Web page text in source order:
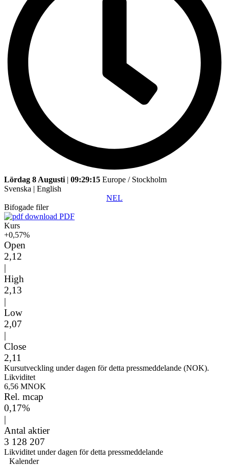
Lördag 8 Augusti | 09:29:15 Europe / Stockholm
Svenska | English
NEL
Bifogade filer
PDF
Kurs
+0,57%
Open
2,12
|
High
2,13
|
Low
2,07
|
Close
2,11
Kursutveckling under dagen för detta pressmeddelande (NOK).
Likviditet
6,56 MNOK
Rel. mcap
0,17%
|
Antal aktier
3 128 207
Likviditet under dagen för detta pressmeddelande
Kalender